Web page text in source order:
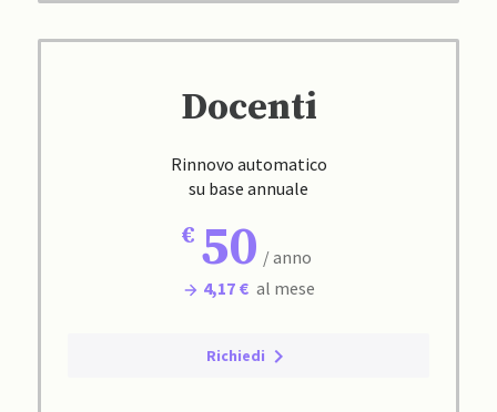
Docenti
Rinnovo automatico
su base annuale
50 / anno
4,17 € al mese
Richiedi